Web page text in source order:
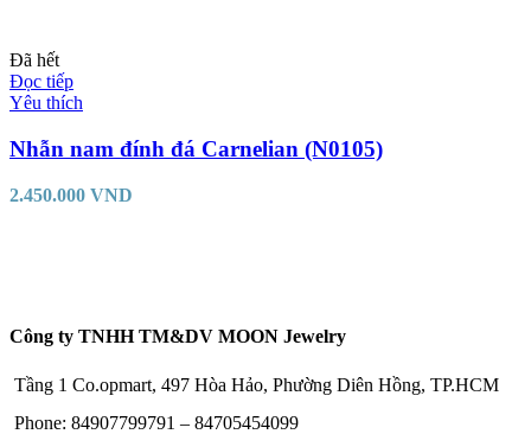
Đã hết
Đọc tiếp
Yêu thích
Nhẫn nam đính đá Carnelian (N0105)
2.450.000 VND
Công ty TNHH TM&DV MOON Jewelry
Tầng 1 Co.opmart, 497 Hòa Hảo, Phường Diên Hồng, TP.HCM
Phone: 84907799791 – 84705454099